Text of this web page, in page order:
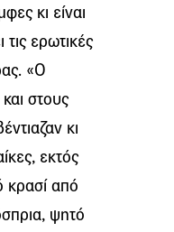
κι είναι
ερωτικές
«Ο
στους
κι
εκτός
κρασί από
ψητό